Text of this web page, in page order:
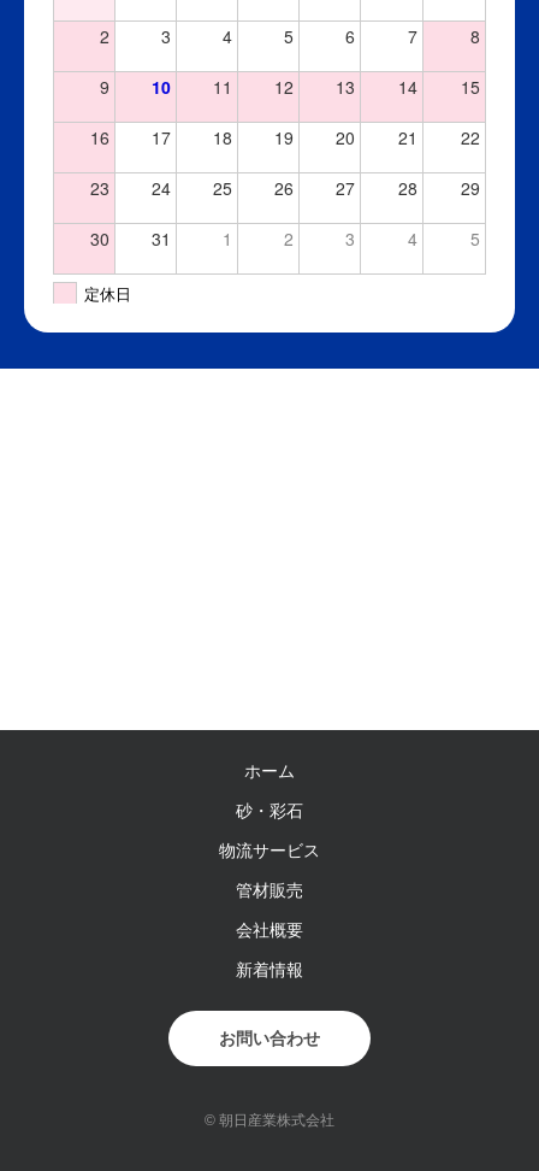
2 3 4 5 6 7 8
9 10 11 12 13 14 15
16 17 18 19 20 21 22
23 24 25 26 27 28 29
30 31 1 2 3 4 5
定休日
ホーム
砂・彩石
物流サービス
管材販売
会社概要
新着情報
お問い合わせ
© 朝日産業株式会社